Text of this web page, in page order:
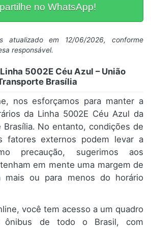
no WhatsApp!
atualizado em 12/06/2026, conforme
responsável.
5002E Céu Azul – União
Brasília
nos esforçamos para manter a
da Linha 5002E Céu Azul da
Brasília. No entanto, condições de
fatores externos podem levar a
precaução, sugerimos aos
em mente uma margem de
mais ou para menos do horário
você tem acesso a um quadro
ônibus de todo o Brasil, com